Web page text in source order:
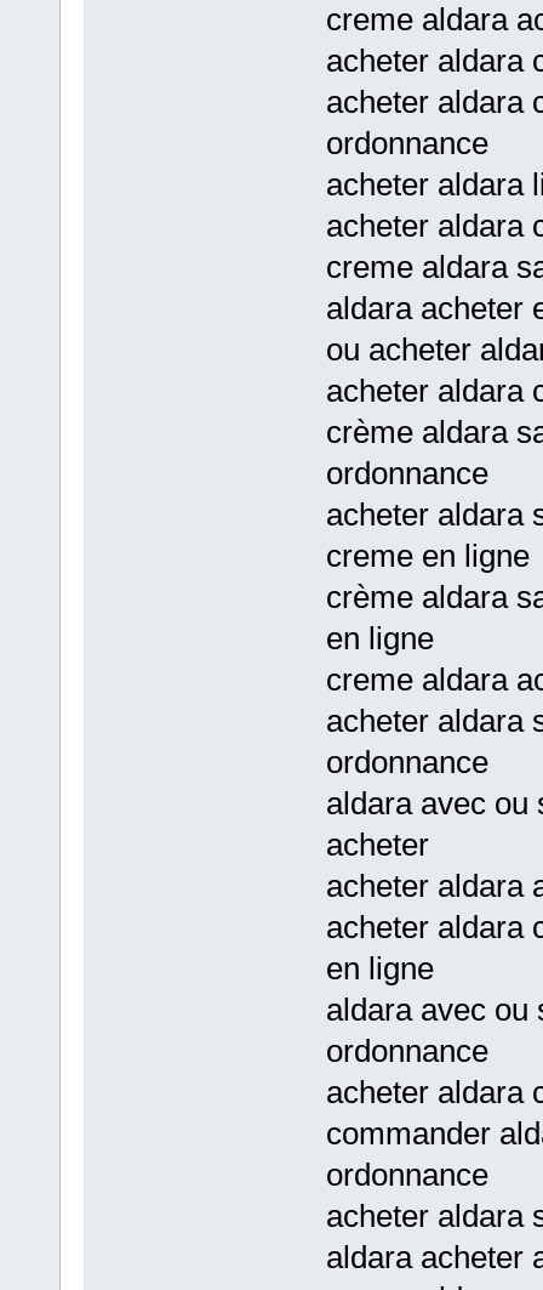
creme aldara
acheter aldara
acheter aldara
ordonnance
acheter aldara
acheter aldara
creme aldara
aldara acheter
ou acheter
acheter aldara
crème aldara
ordonnance
acheter aldara
creme en ligne
crème aldara
en ligne
creme aldara
acheter aldara
ordonnance
aldara avec ou
acheter
acheter aldara
acheter aldara
en ligne
aldara avec ou
ordonnance
acheter aldara
commander
ordonnance
acheter aldara
aldara acheter